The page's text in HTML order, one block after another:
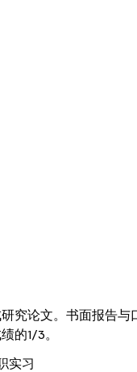
究论文。书面报告与
的1/3。
实习